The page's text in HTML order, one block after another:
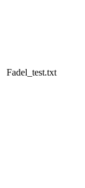
Fadel_test.txt